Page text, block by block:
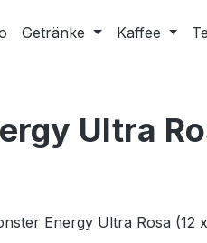
Getränke Kaffee
Ultra